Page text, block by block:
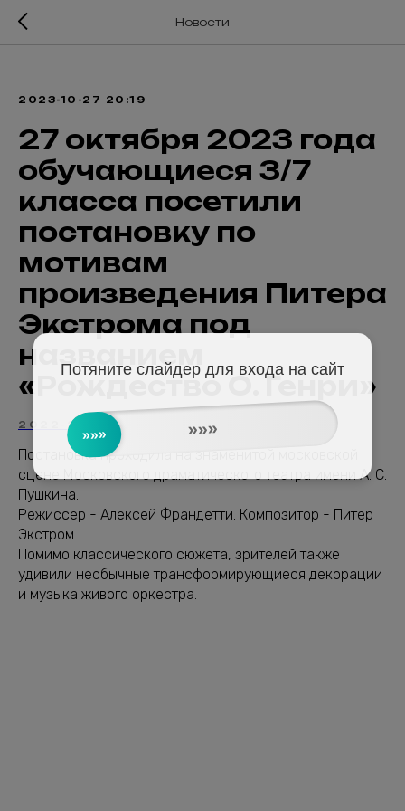
Потяните слайдер для входа на сайт
»»»
»»»
Новости
2023-10-27 20:19
27 октября 2023 года
обучающиеся 3/7
класса посетили
постановку по
мотивам
произведения Питера
Экстрома под
названием
«Рождество О. Генри»
2022-2023
Постановка проходила на знаменитой московской
сцене Московского драматического театра имени А. С.
Пушкина.
Режиссер - Алексей Франдетти. Композитор - Питер
Экстром.
Помимо классического сюжета, зрителей также
удивили необычные трансформирующиеся декорации
и музыка живого оркестра.